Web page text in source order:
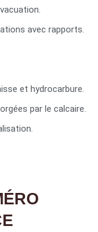
avec rapports.
et hydrocarbure.
par le calcaire.